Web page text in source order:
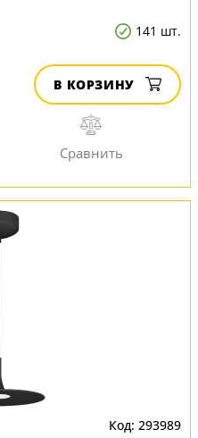
141 шт.
В КОРЗИНУ
293989